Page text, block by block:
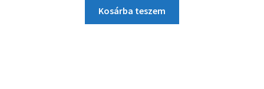
Kosárba teszem